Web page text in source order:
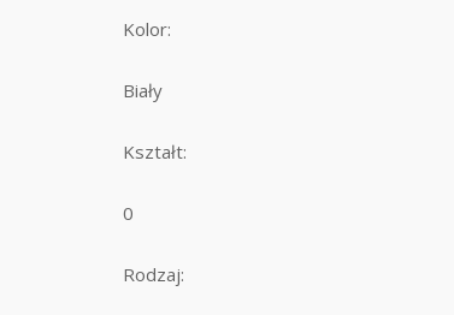
Kolor:
Biały
Kształt:
0
Rodzaj: